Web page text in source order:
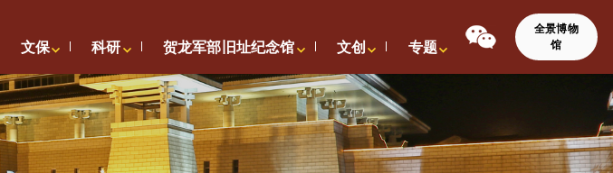
文保 科研 贺龙军部旧址纪念馆 文创 专题
全景博物
馆